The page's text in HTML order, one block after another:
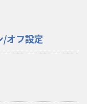
/オフ設定